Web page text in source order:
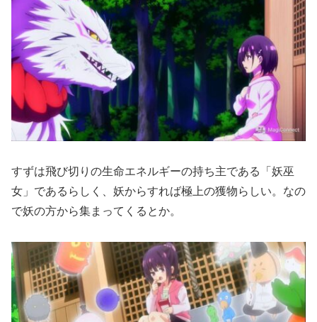
すずは飛び切りの生命エネルギーの持ち主である「妖巫
女」であるらしく、妖からすれば極上の獲物らしい。なの
で妖の方から集まってくるとか。